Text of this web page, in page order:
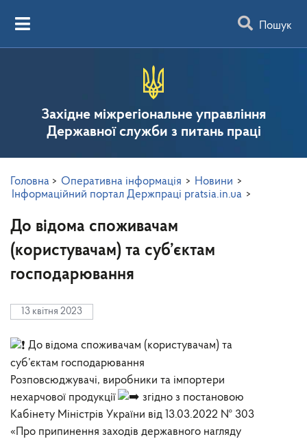
Пошук
Західне міжрегіональне управління
Державної служби з питань праці
Головна > Оперативна інформація > Новини >
Інформаційний портал Держпраці pratsia.in.ua >
До відома споживачам
(користувачам) та суб’єктам
господарювання
13 квітня 2023
До відома споживачам (користувачам) та
суб’єктам господарювання
Розповсюджувачі, виробники та імпортери
нехарчової продукції
згідно з постановою
Кабінету Міністрів України від 13.03.2022 № 303
«Про припинення заходів державного нагляду